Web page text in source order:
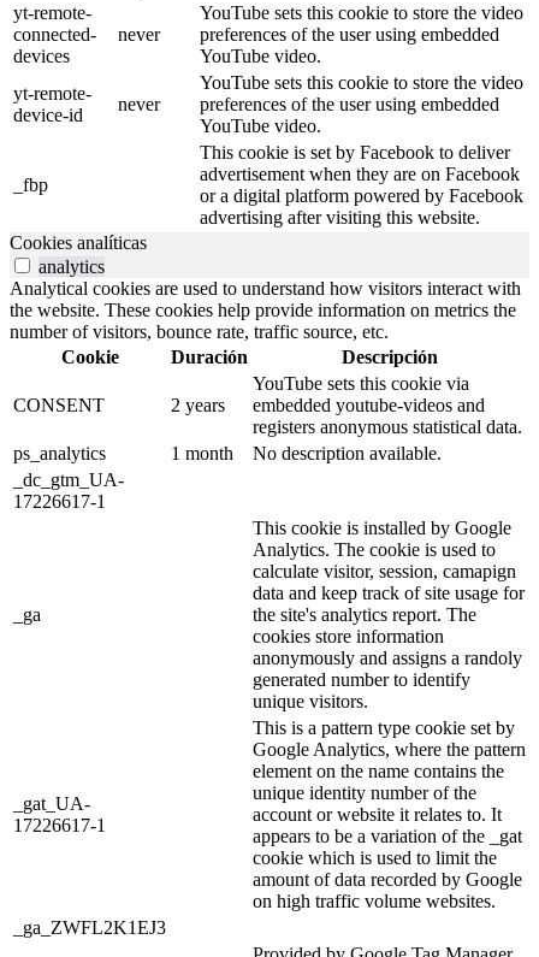
yt-remote-
connected-
devices
never
YouTube sets this cookie to store the video
preferences of the user using embedded
YouTube video.
yt-remote-
device-id
never
YouTube sets this cookie to store the video
preferences of the user using embedded
YouTube video.
_fbp
This cookie is set by Facebook to deliver
advertisement when they are on Facebook
or a digital platform powered by Facebook
advertising after visiting this website.
Cookies analíticas
analytics
Analytical cookies are used to understand how visitors interact with
the website. These cookies help provide information on metrics the
number of visitors, bounce rate, traffic source, etc.
Cookie
Duración Descripción
CONSENT 2 years
YouTube sets this cookie via
embedded youtube-videos and
registers anonymous statistical data.
ps_analytics
1 month
No description available.
_dc_gtm_UA-
17226617-1
_ga
This cookie is installed by Google
Analytics. The cookie is used to
calculate visitor, session, camapign
data and keep track of site usage for
the site's analytics report. The
cookies store information
anonymously and assigns a randoly
generated number to identify
unique visitors.
_gat_UA-
17226617-1
This is a pattern type cookie set by
Google Analytics, where the pattern
element on the name contains the
unique identity number of the
account or website it relates to. It
appears to be a variation of the _gat
cookie which is used to limit the
amount of data recorded by Google
on high traffic volume websites.
_ga_ZWFL2K1EJ3